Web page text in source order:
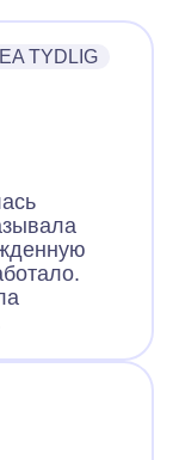
TYDLIG